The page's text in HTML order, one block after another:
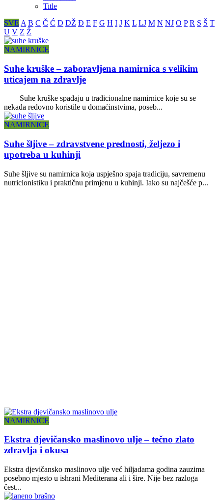
Title
SVE A B C Č Ć D DŽ Đ E F G H I J K L LJ M N NJ O P R S Š T
U V Z Ž
NAMIRNICE
Suhe kruške – zaboravljena namirnica s velikim
uticajem na zdravlje
Suhe kruške spadaju u tradicionalne namirnice koje su se
nekada redovno koristile u domaćinstvima, poseb...
NAMIRNICE
Suhe šljive – zdravstvene prednosti, željezo i
upotreba u kuhinji
Suhe šljive su namirnica koja uspješno spaja tradiciju, savremenu
nutricionistiku i praktičnu primjenu u kuhinji. Iako su najčešće p...
NAMIRNICE
Ekstra djevičansko maslinovo ulje – tečno zlato
zdravlja i okusa
Ekstra djevičansko maslinovo ulje već hiljadama godina zauzima
posebno mjesto u ishrani Mediterana ali i šire. Nije bez razloga
čest...